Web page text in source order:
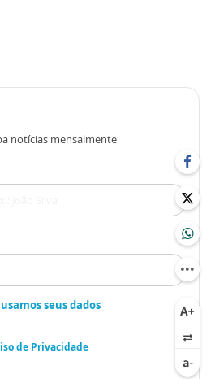
notícias mensalmente
seus dados
de Privacidade